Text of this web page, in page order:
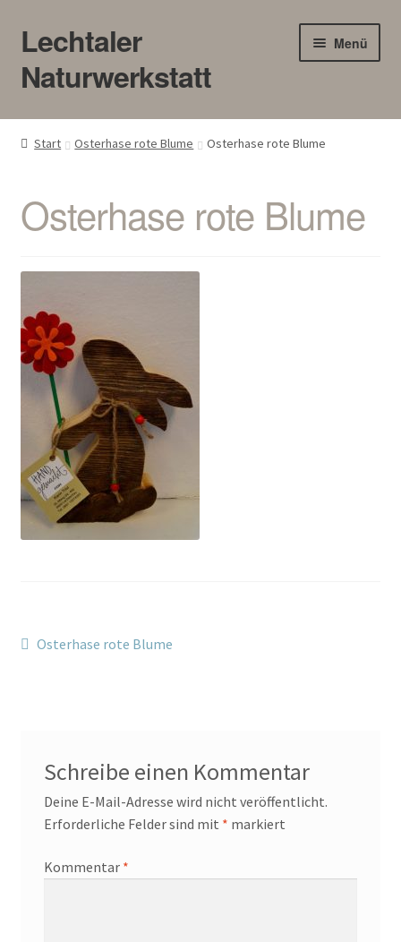
Zur
Navigation
springen
Zum
Inhalt
springen
Lechtaler
Naturwerkstatt
Menü
HOME
Touren/Workshops
Gewerbe
SHOP
Kontakt/Anfahrt
Start Osterhase rote Blume Osterhase rote Blume
Osterhase rote Blume
Beitragsnavigation
Vorheriger
Osterhase rote Blume
Schreibe einen Kommentar
Deine E-Mail-Adresse wird nicht veröffentlicht.
Erforderliche Felder sind mit * markiert
Kommentar *